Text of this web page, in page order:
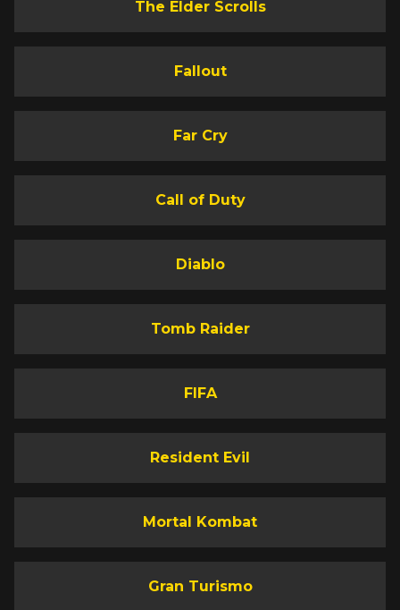
The Elder Scrolls
Fallout
Far Cry
Call of Duty
Diablo
Tomb Raider
FIFA
Resident Evil
Mortal Kombat
Gran Turismo